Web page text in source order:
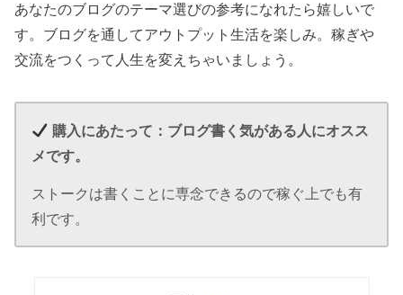
あなたのブログのテーマ選びの参考になれたら嬉しいで
す。ブログを通してアウトプット生活を楽しみ。稼ぎや
交流をつくって人生を変えちゃいましょう。
購入にあたって：ブログ書く気がある人にオスス
メです。
ストークは書くことに専念できるので稼ぐ上でも有
利です。